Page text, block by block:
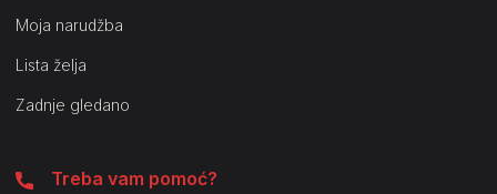
Moja narudžba
Lista želja
Zadnje gledano
Treba vam pomoć?